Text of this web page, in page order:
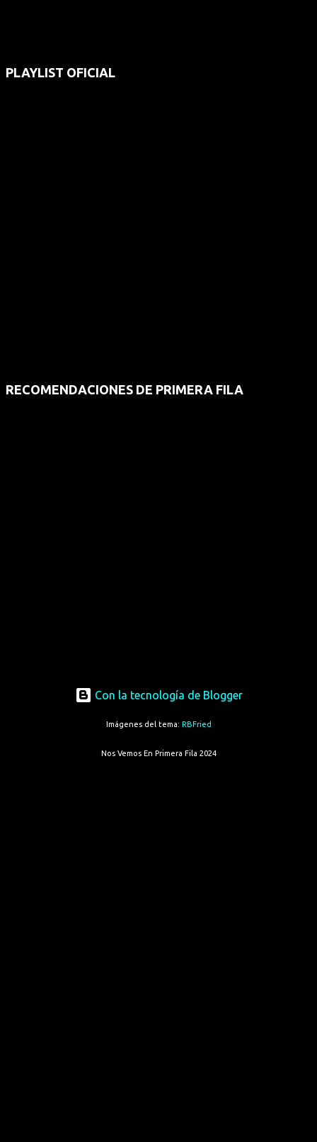
PLAYLIST OFICIAL
RECOMENDACIONES DE PRIMERA FILA
Con la tecnología de Blogger
Imágenes del tema: RBFried
Nos Vemos En Primera Fila 2024